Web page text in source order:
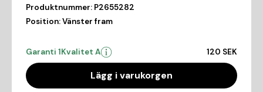
Produktnummer: P2655282
Position:Vänster fram
Garanti 1Kvalitet A 120 SEK
Lägg i varukorgen